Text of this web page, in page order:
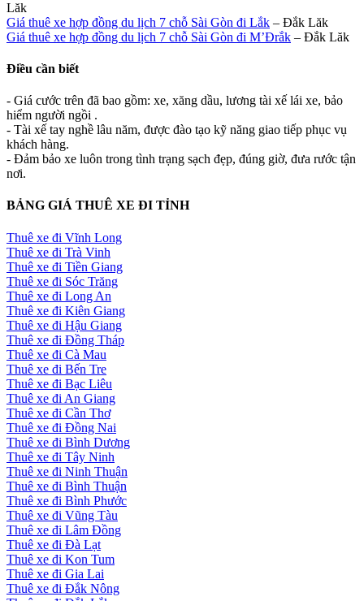
Lăk
Giá thuê xe hợp đồng du lịch 7 chỗ Sài Gòn đi Lắk – Đắk Lăk
Giá thuê xe hợp đồng du lịch 7 chỗ Sài Gòn đi M’Đrắk – Đắk Lăk
Điều cần biết
- Giá cước trên đã bao gồm: xe, xăng dầu, lương tài xế lái xe, bảo
hiểm người ngồi .
- Tài xế tay nghề lâu năm, được đào tạo kỹ năng giao tiếp phục vụ
khách hàng.
- Đảm bảo xe luôn trong tình trạng sạch đẹp, đúng giờ, đưa rước tận
nơi.
BẢNG GIÁ THUÊ XE ĐI TỈNH
Thuê xe đi Vĩnh Long
Thuê xe đi Trà Vinh
Thuê xe đi Tiền Giang
Thuê xe đi Sóc Trăng
Thuê xe đi Long An
Thuê xe đi Kiên Giang
Thuê xe đi Hậu Giang
Thuê xe đi Đồng Tháp
Thuê xe đi Cà Mau
Thuê xe đi Bến Tre
Thuê xe đi Bạc Liêu
Thuê xe đi An Giang
Thuê xe đi Cần Thơ
Thuê xe đi Đồng Nai
Thuê xe đi Bình Dương
Thuê xe đi Tây Ninh
Thuê xe đi Ninh Thuận
Thuê xe đi Bình Thuận
Thuê xe đi Bình Phước
Thuê xe đi Vũng Tàu
Thuê xe đi Lâm Đồng
Thuê xe đi Đà Lạt
Thuê xe đi Kon Tum
Thuê xe đi Gia Lai
Thuê xe đi Đắk Nông